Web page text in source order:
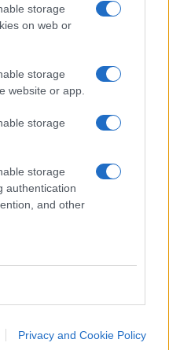
storage
on web or
storage
website or app.
storage
storage
authentication
and other
Privacy and Cookie Policy
influenze politiche
prima fra tutte la
sospendere il
Onu con
commissariato
che ha un bilancio
nel 2024 ha ricevuto
con 270 milioni.
a 100 milioni di